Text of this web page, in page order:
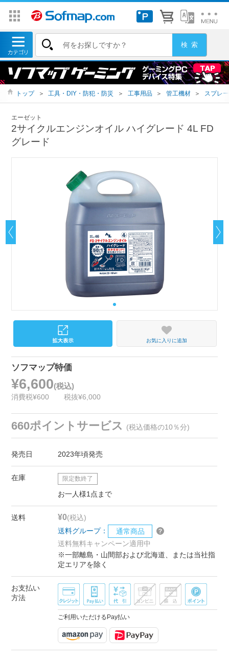
トップ ＞ 工具・DIY・防犯・防災 ＞ 工事用品 ＞ 管工機材 ＞ スプレ
エーゼット
2サイクルエンジンオイル ハイグレード 4L FD
グレード
お気に入りに追加
ソフマップ特価
¥6,600(税込)
消費税¥600 税抜¥6,000
660ポイントサービス (税込価格の10％分)
発売日 2023年頃発売
在庫 限定数終了
お一人様1点まで
送料 ¥0(税込)
送料グループ：
通常商品
送料無料キャンペーン適用中
※一部離島・山間部および北海道、または当社指
定エリアを除く
お支払い
方法
ご利用いただけるPay払い